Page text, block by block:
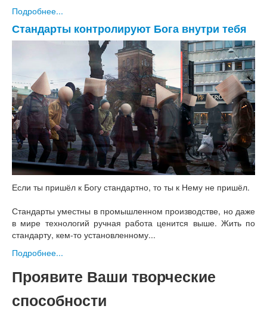
Подробнее...
Стандарты контролируют Бога внутри тебя
Если ты пришёл к Богу стандартно, то ты к Нему не пришёл.
Стандарты уместны в промышленном производстве, но даже
в мире технологий ручная работа ценится выше. Жить по
стандарту, кем-то установленному...
Подробнее...
Проявите Ваши творческие
способности